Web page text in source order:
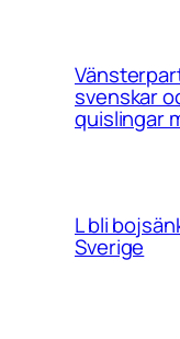
svenskar
quislingar
L bli
Sverige